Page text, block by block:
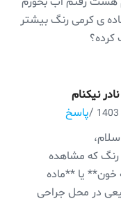
ی کرمی رنگ بیشتر
نیکنام
/پاسخ
سلام،
رنگ که مشاهده
یا **ماده
در محل جراحی